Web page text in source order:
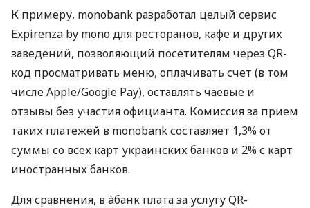
К примеру, monobank разработал целый сервис
Expirenza by mono для ресторанов, кафе и других
заведений, позволяющий посетителям через QR-
код просматривать меню, оплачивать счет (в том
числе Apple/Google Pay), оставлять чаевые и
отзывы без участия официанта. Комиссия за прием
таких платежей в monobank составляет 1,3% от
суммы со всех карт украинских банков и 2% с карт
иностранных банков.
Для сравнения, в àбанк плата за услугу QR-